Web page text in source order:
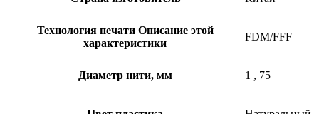
Технология печати Описание этой
характеристики
FDM/FFF
Диаметр нити, мм 1 , 75